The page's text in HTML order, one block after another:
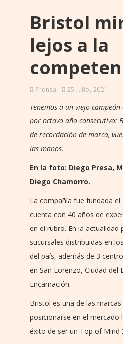
Bristol
lejos a la
Prensa 25 julio, 2021
Tenemos a un viejo
por octavo año consecutivo:
de recordación de marca,
las manos.
En la foto: Diego Presa,
Diego Chamorro.
La compañía fue fundada el
cuenta con 40 años de
en el rubro. En la actualidad
sucursales distribuidas en
del país, además de 3
en San Lorenzo, Ciudad del
Encarnación.
Bristol es una de las marcas
posicionarse en el mercado
éxito de ser un Top of Mind